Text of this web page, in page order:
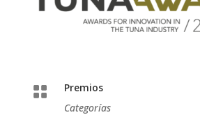

Premios
Categorías